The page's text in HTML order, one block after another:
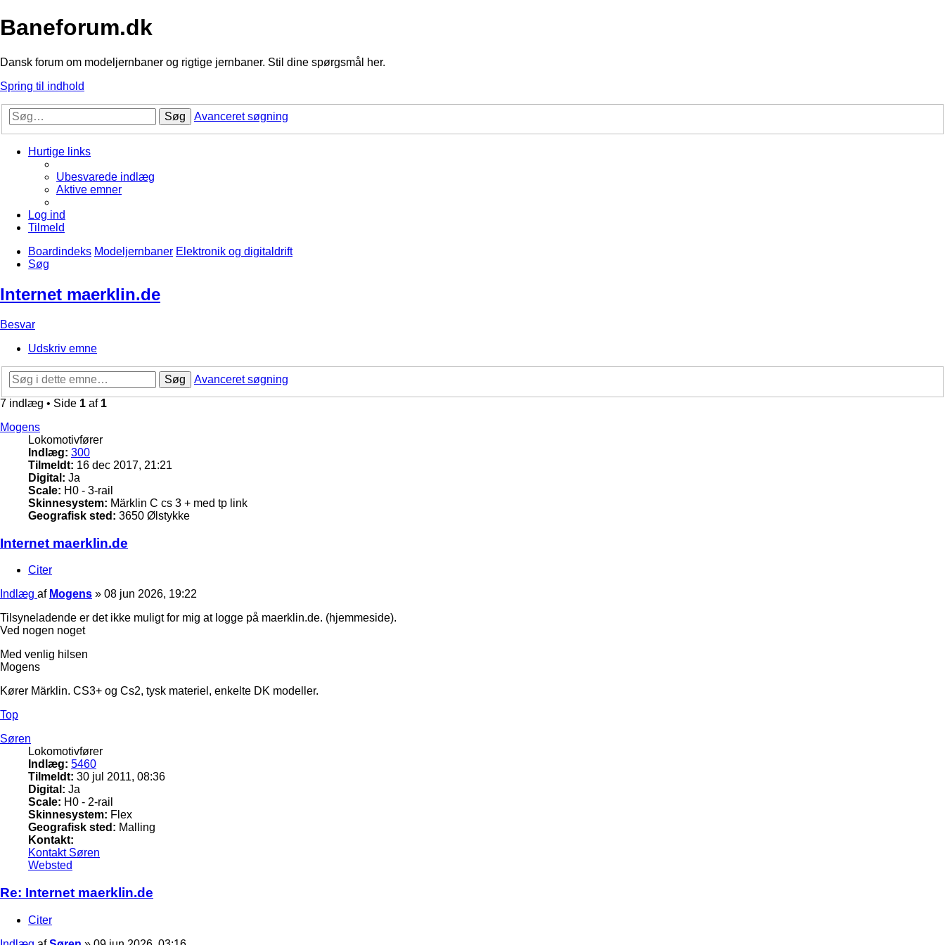
Baneforum.dk
Dansk forum om modeljernbaner og rigtige jernbaner. Stil dine spørgsmål her.
Spring til indhold
Søg Avanceret søgning
Hurtige links
Ubesvarede indlæg
Aktive emner
Log ind
Tilmeld
Boardindeks Modeljernbaner Elektronik og digitaldrift
Søg
Internet maerklin.de
Besvar
Udskriv emne
Søg
Avanceret søgning
7 indlæg • Side 1 af 1
Mogens
Lokomotivfører
Indlæg: 300
Tilmeldt: 16 dec 2017, 21:21
Digital: Ja
Scale: H0 - 3-rail
Skinnesystem: Märklin C cs 3 + med tp link
Geografisk sted: 3650 Ølstykke
Internet maerklin.de
Citer
Indlæg af Mogens » 08 jun 2026, 19:22
Tilsyneladende er det ikke muligt for mig at logge på maerklin.de. (hjemmeside).
Ved nogen noget
Med venlig hilsen
Mogens
Kører Märklin. CS3+ og Cs2, tysk materiel, enkelte DK modeller.
Top
Søren
Lokomotivfører
Indlæg: 5460
Tilmeldt: 30 jul 2011, 08:36
Digital: Ja
Scale: H0 - 2-rail
Skinnesystem: Flex
Geografisk sted: Malling
Kontakt:
Kontakt Søren
Websted
Re: Internet maerklin.de
Citer